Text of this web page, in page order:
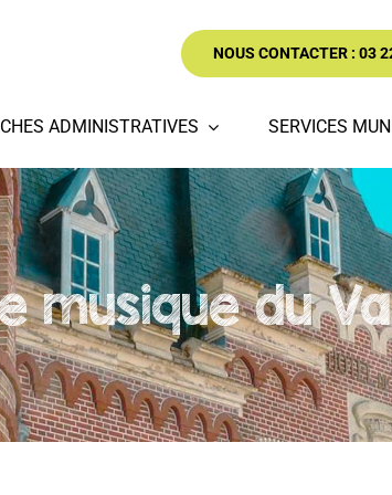
NOUS CONTACTER : 03
ADMINISTRATIVES SERVICES
musique du